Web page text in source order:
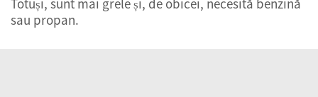
sau propan.